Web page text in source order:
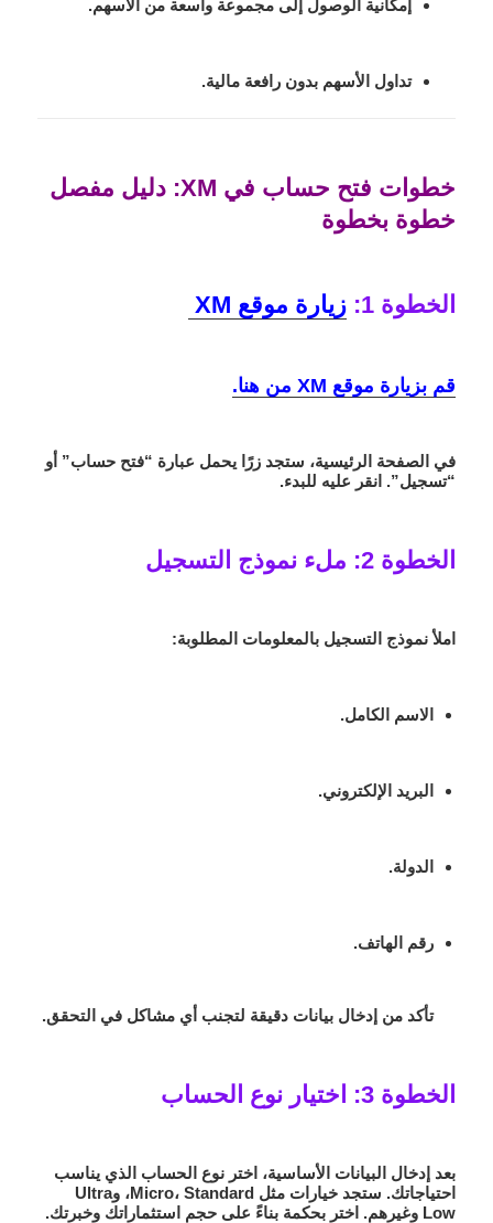
إمكانية الوصول إلى مجموعة واسعة من الأسهم.
تداول الأسهم بدون رافعة مالية.
خطوات فتح حساب في XM: دليل مفصل
خطوة بخطوة
الخطوة 1: زيارة موقع XM
قم بزيارة موقع XM من هنا.
في الصفحة الرئيسية، ستجد زرًا يحمل عبارة “فتح حساب” أو
“تسجيل”. انقر عليه للبدء.
الخطوة 2: ملء نموذج التسجيل
املأ نموذج التسجيل بالمعلومات المطلوبة:
الاسم الكامل.
البريد الإلكتروني.
الدولة.
رقم الهاتف.
تأكد من إدخال بيانات دقيقة لتجنب أي مشاكل في التحقق.
الخطوة 3: اختيار نوع الحساب
بعد إدخال البيانات الأساسية، اختر نوع الحساب الذي يناسب
احتياجاتك. ستجد خيارات مثل Micro، Standard، وUltra
Low وغيرهم. اختر بحكمة بناءً على حجم استثماراتك وخبرتك.